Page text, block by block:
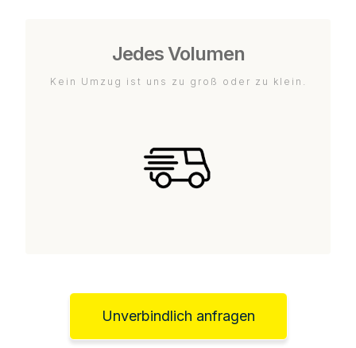
Jedes Volumen
Kein Umzug ist uns zu groß oder zu klein.
Unverbindlich anfragen